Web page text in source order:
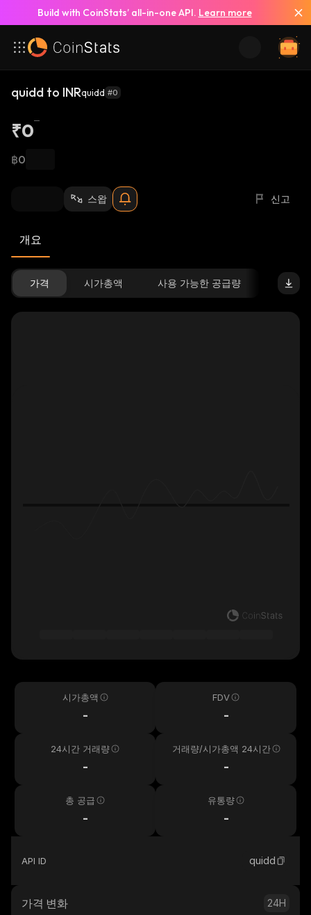
Build with CoinStats’ all-in-one API. Learn more
quidd to INRquidd #0
₹0
฿0
스왑 신고
개요
가격 시가총액 사용 가능한 공급량
시가총액
-
FDV
-
24시간 거래량
-
거래량/시가총액 24시간
-
총 공급
-
유통량
-
API ID quidd
가격 변화 24H